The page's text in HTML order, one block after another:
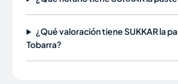
¿Qué valoración tiene SUKKAR la
Tobarra?